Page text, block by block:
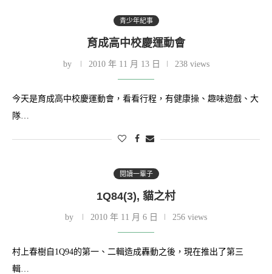
青少年紀事
育成高中校慶運動會
by 2010 年 11 月 13 日 238 views
今天是育成高中校慶運動會，看看行程，有健康操、趣味遊戲、大
隊…
閱讀一輩子
1Q84(3), 貓之村
by 2010 年 11 月 6 日 256 views
村上春樹自1Q94的第一、二輯造成轟動之後，現在推出了第三
輯…